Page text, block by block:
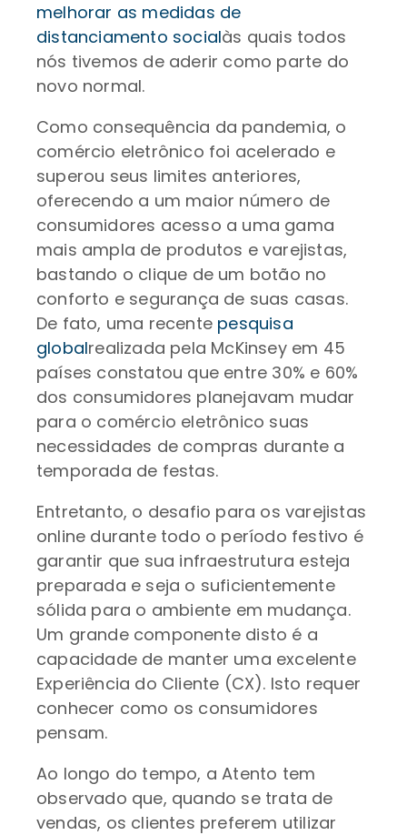
melhorar as medidas de
distanciamento socialàs quais todos
nós tivemos de aderir como parte do
novo normal.
Como consequência da pandemia, o
comércio eletrônico foi acelerado e
superou seus limites anteriores,
oferecendo a um maior número de
consumidores acesso a uma gama
mais ampla de produtos e varejistas,
bastando o clique de um botão no
conforto e segurança de suas casas.
De fato, uma recente pesquisa
globalrealizada pela McKinsey em 45
países constatou que entre 30% e 60%
dos consumidores planejavam mudar
para o comércio eletrônico suas
necessidades de compras durante a
temporada de festas.
Entretanto, o desafio para os varejistas
online durante todo o período festivo é
garantir que sua infraestrutura esteja
preparada e seja o suficientemente
sólida para o ambiente em mudança.
Um grande componente disto é a
capacidade de manter uma excelente
Experiência do Cliente (CX). Isto requer
conhecer como os consumidores
pensam.
Ao longo do tempo, a Atento tem
observado que, quando se trata de
vendas, os clientes preferem utilizar